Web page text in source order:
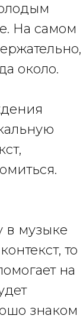
На самом
около.
в музыке
то
на
знаком